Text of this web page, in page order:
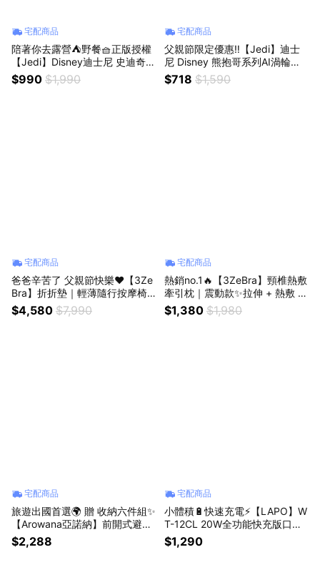
宅配商品
陪著你去露營⛺野餐🧺正版授權
【Jedi】Disney迪士尼 史迪奇M
INI戶外摺疊拖車✨360°萬象輪✨
聖誕禮物🌲交換禮物🌲聖誕節市
$990 $1,990
宅配商品
父親節限定優惠‼️【Jedi】迪士
尼 Disney 熊抱哥系列AI渦輪掛
脖風扇✨自帶巨星風彩✨聖誕禮
物 交換禮物 聖誕節 (SHOPPING
$718 $1,590
宅配商品
爸爸辛苦了 父親節快樂❤️【3Ze
Bra】折折墊｜輕薄隨行按摩椅
墊✨超輕薄折疊設計，貼合身形
精準按壓✨ (SHOPPING99)
$4,580 $7,990
宅配商品
熱銷no.1🔥【3ZeBra】頸椎熱敷
牽引枕｜震動款✨拉伸 + 熱敷 2i
n1 頸部護理✨生日禮物 (SHOPP
ING99)
$1,380 $1,980
宅配商品
旅遊出國首選🌍 贈 收納六件組✨
【Arowana亞諾納】前開式避震
輪河馬行李箱(20吋/25吋/29吋)
(SHOPPING99)
$2,288
宅配商品
小體積🔋快速充電⚡【LAPO】W
T-12CL 20W全功能快充版口袋
行動電源(SHOPPING99)
$1,290